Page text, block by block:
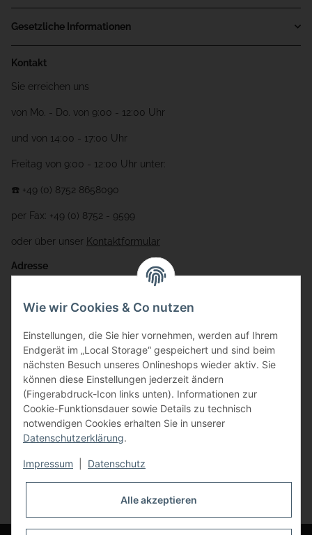
Gesetzliche Informationen
Kontakt
Sie erreichen uns
von Mo. - Do. von 9:00 - 12:00 Uhr
und von 14:00 - 17:00 Uhr
Freitag von 9:00 - 12:00 Uhr unter:
☎️ +49 (0) 8752 8658090
per Fax: +49 (0) 8752 - 9599
oder über unser Kontaktformular
Adresse
Gewerbering 17
84072 Au i.d. Hallertau
info@bauer-tore.de
Vertrag widerrufen
* Alle Preise inkl. gesetzlicher USt., zzgl.Versand
Wie wir Cookies & Co nutzen
Einstellungen, die Sie hier vornehmen, werden auf Ihrem
Endgerät im „Local Storage“ gespeichert und sind beim
nächsten Besuch unseres Onlineshops wieder aktiv. Sie
können diese Einstellungen jederzeit ändern
(Fingerabdruck-Icon links unten). Informationen zur
Cookie-Funktionsdauer sowie Details zu technisch
notwendigen Cookies erhalten Sie in unserer
Datenschutzerklärung.
Impressum Datenschutz
Alle akzeptieren